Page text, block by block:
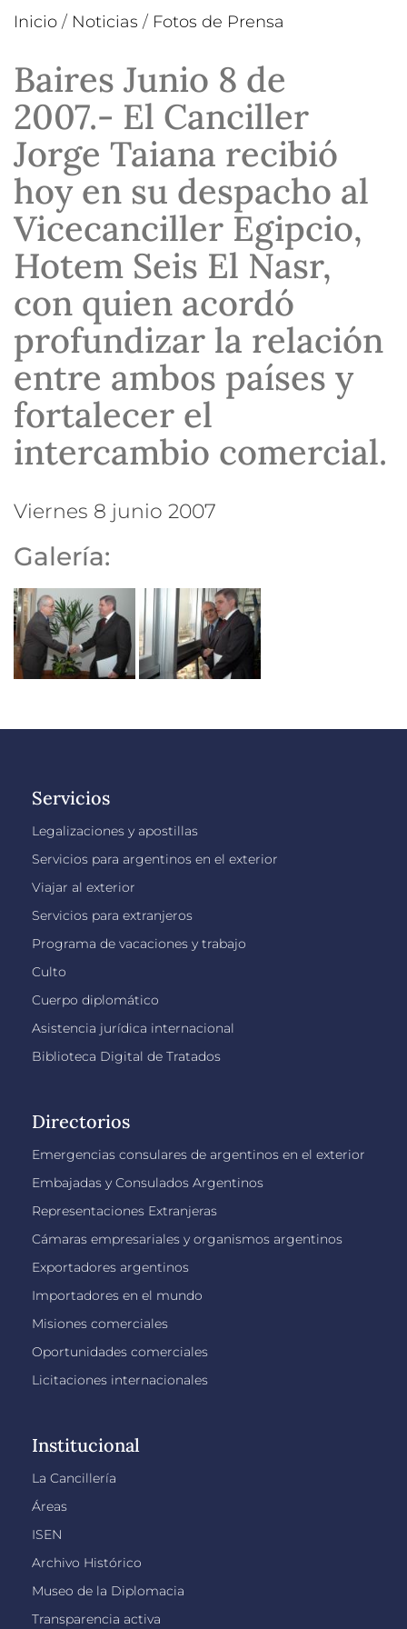
Inicio / Noticias / Fotos de Prensa
Baires Junio 8 de
2007.- El Canciller
Jorge Taiana recibió
hoy en su despacho al
Vicecanciller Egipcio,
Hotem Seis El Nasr,
con quien acordó
profundizar la relación
entre ambos países y
fortalecer el
intercambio comercial.
viernes 8 junio 2007
Galería:
Servicios
Legalizaciones y apostillas
Servicios para argentinos en el exterior
Viajar al exterior
Servicios para extranjeros
Programa de vacaciones y trabajo
Culto
Cuerpo diplomático
Asistencia jurídica internacional
Biblioteca Digital de Tratados
Directorios
Emergencias consulares de argentinos en el exterior
Embajadas y Consulados Argentinos
Representaciones Extranjeras
Cámaras empresariales y organismos argentinos
Exportadores argentinos
Importadores en el mundo
Misiones comerciales
Oportunidades comerciales
Licitaciones internacionales
Institucional
La Cancillería
Áreas
ISEN
Archivo Histórico
Museo de la Diplomacia
Transparencia activa